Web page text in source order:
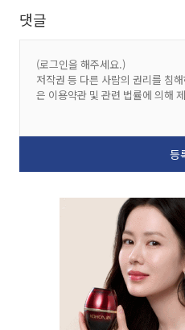
댓글